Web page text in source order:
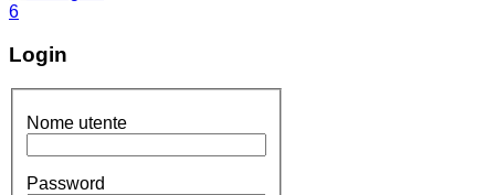
Login
Nome utente
Password